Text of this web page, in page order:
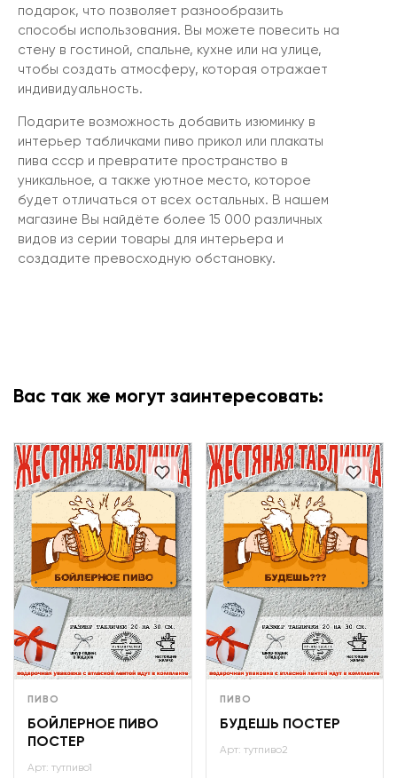
подарок, что позволяет разнообразить
способы использования. Вы можете повесить на
стену в гостиной, спальне, кухне или на улице,
чтобы создать атмосферу, которая отражает
индивидуальность.
Подарите возможность добавить изюминку в
интерьер табличками пиво прикол или плакаты
пива ссср и превратите пространство в
уникальное, а также уютное место, которое
будет отличаться от всех остальных. В нашем
магазине Вы найдёте более 15 000 различных
видов из серии товары для интерьера и
создадите превосходную обстановку.
Вас так же могут заинтересовать:
ПИВО
БОЙЛЕРНОЕ ПИВО
ПОСТЕР
Арт: тутпиво1
ПИВО
БУДЕШЬ ПОСТЕР
Арт: тутпиво2